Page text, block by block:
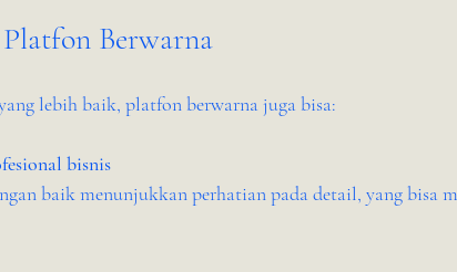
Berwarna
lebih baik, platfon berwarna juga bisa:
bisnis